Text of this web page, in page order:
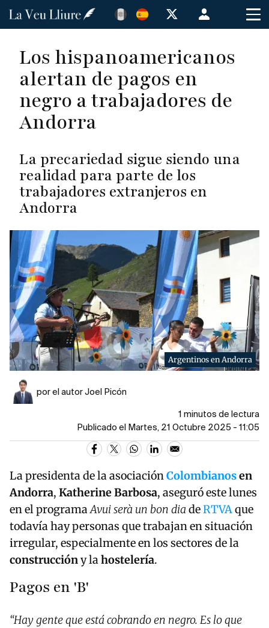
Pasar
principal
Menú
de
de
usuario
Los hispanoamericanos
alertan de pagos en
negro a trabajadores de
Andorra
La precariedad sigue siendo una
realidad para parte de los
trabajadores extranjeros en
Andorra
Argentinos en Andorra
por el autor Joel Picón
1 minutos de lectura
Publicado el Martes, 21 Octubre 2025 - 11:05
La presidenta de la asociaciónColombianosen
Andorra, Katherine Barbosa, aseguró este lunes
en el programaAvui serà un bon dia deRTVAque
todavía hay personas que trabajan en situación
irregular, especialmente en los sectores de la
construccióny lahostelería.
Pagos en 'B'
“Hay gente que está cobrando en negro. Es lo que